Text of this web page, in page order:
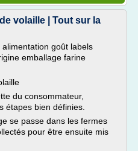
volaille | Tout sur la
goût labels
emballage farine
du consommateur,
étapes bien définies.
se passe dans les fermes
pour être ensuite mis